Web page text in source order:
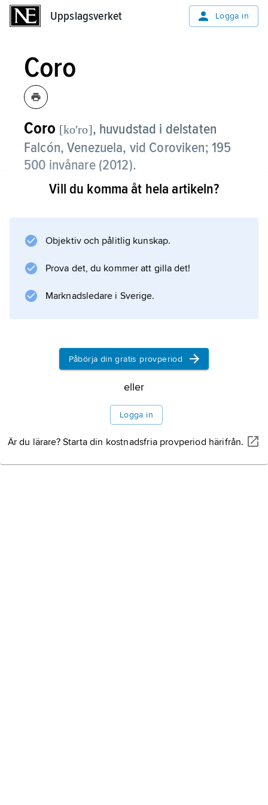
Uppslagsverket Logga in
Coro
Coro [koʹro], huvudstad i delstaten
Falcón, Venezuela, vid Coroviken; 195
500 invånare (2012).
Det konstbevattnade omlandet har ett rikt
tobaksvaror och tvål.
Information om artikeln
Vill du komma åt hela artikeln?
Objektiv och pålitlig kunskap.
Prova det, du kommer att gilla det!
Marknadsledare i Sverige.
Påbörja din gratis provperiod
eller
Logga in
Är du lärare? Starta din kostnadsfria provperiod härifrån.